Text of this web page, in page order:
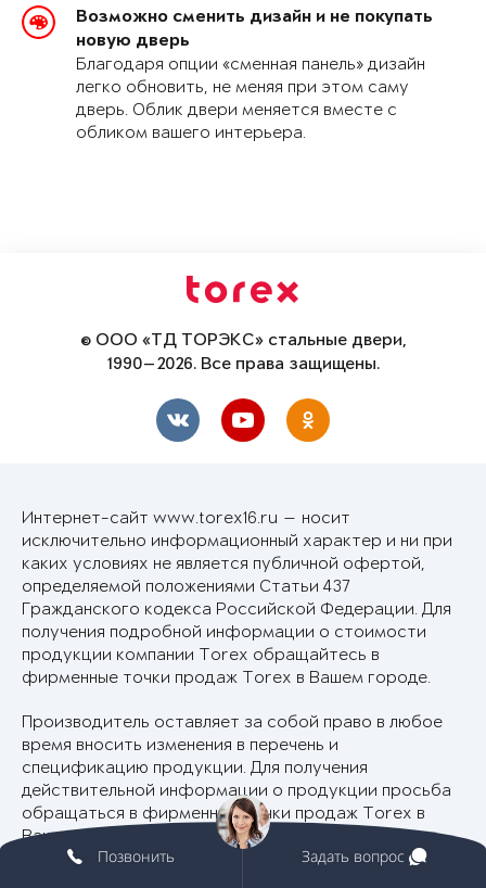
Возможно сменить дизайн и не покупать
новую дверь
Благодаря опции «сменная панель» дизайн
легко обновить, не меняя при этом саму
дверь. Облик двери меняется вместе с
обликом вашего интерьера.
© ООО «ТД ТОРЭКС» стальные двери,
1990—2026. Все права защищены.
Интернет-сайт www.torex16.ru — носит
исключительно информационный характер и ни при
каких условиях не является публичной офертой,
определяемой положениями Статьи 437
Гражданского кодекса Российской Федерации. Для
получения подробной информации о стоимости
продукции компании Torex обращайтесь в
фирменные точки продаж Torex в Вашем городе.
Производитель оставляет за собой право в любое
время вносить изменения в перечень и
спецификацию продукции. Для получения
действительной информации о продукции просьба
обращаться в фирменные точки продаж Torex в
Вашем городе.
Позвонить Задать вопрос